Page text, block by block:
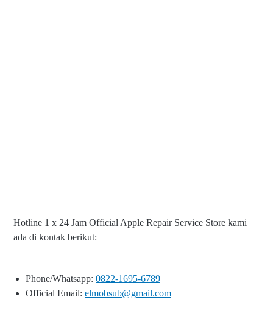
Hotline 1 x 24 Jam Official Apple Repair Service Store kami
ada di kontak berikut:
Phone/Whatsapp: 0822-1695-6789
Official Email: elmobsub@gmail.com